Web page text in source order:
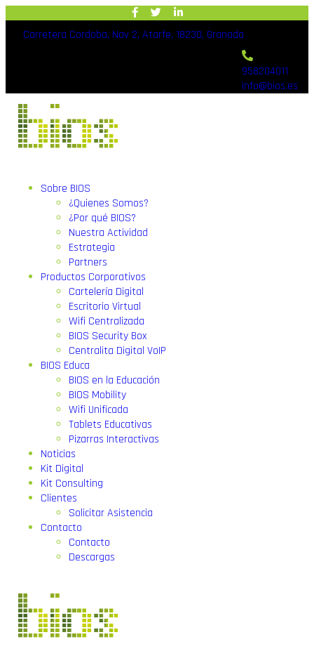
Carretera Cordoba, Nav 2, Atarfe, 18230, Granada
958204011
info@bios.es
Sobre BIOS
¿Quienes Somos?
¿Por qué BIOS?
Nuestra Actividad
Estrategia
Partners
Productos Corporativos
Cartelería Digital
Escritorio Virtual
Wifi Centralizada
BIOS Security Box
Centralita Digital VoIP
BIOS Educa
BIOS en la Educación
BIOS Mobility
Wifi Unificada
Tablets Educativas
Pizarras Interactivas
Noticias
Kit Digital
Kit Consulting
Clientes
Solicitar Asistencia
Contacto
Contacto
Descargas